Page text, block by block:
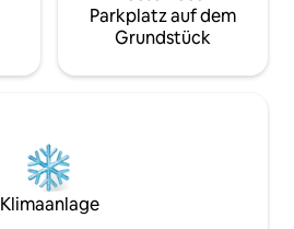
Parkplatz auf dem
Grundstück
Klimaanlage